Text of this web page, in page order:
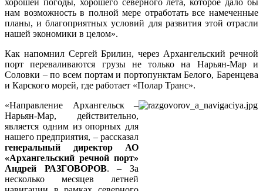
нам возможность в полной мере отработать все намеченные
планы, и благоприятных условий для развития этой отрасли
нашей экономики в целом».
Как напомнил Сергей Брилин, через Архангельский речной
порт переваливаются грузы не только на Нарьян-Мар и
Соловки – по всем портам и портопунктам Белого, Баренцева
и Карского морей, где работает «Полар Транс».
«Направление Архангельск –
Нарьян-Мар, действительно,
является одним из опорных для
нашего предприятия, – рассказал
генеральный директор АО
«Архангельский речной порт»
Андрей РАЗГОВОРОВ. – За
несколько месяцев летней